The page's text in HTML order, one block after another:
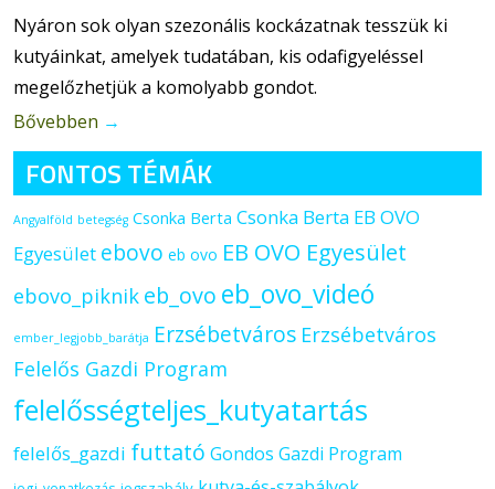
Nyáron sok olyan szezonális kockázatnak tesszük ki
kutyáinkat, amelyek tudatában, kis odafigyeléssel
megelőzhetjük a komolyabb gondot.
Bővebben →
FONTOS TÉMÁK
Angyalföld betegség Csonka Berta Csonka Berta EB OVO
Egyesület ebovo eb ovo EB OVO Egyesület
ebovo_piknik eb_ovo eb_ovo_videó
ember_legjobb_barátja Erzsébetváros Erzsébetváros
Felelős Gazdi Program
felelősségteljes_kutyatartás
felelős_gazdi futtató Gondos Gazdi Program